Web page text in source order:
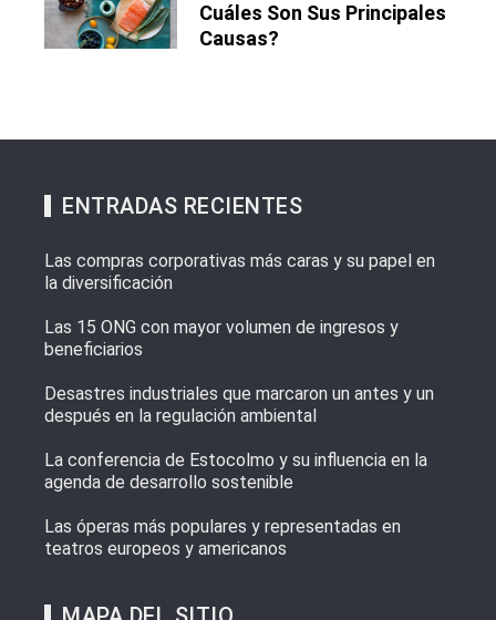
Cuáles Son Sus Principales
Causas?
ENTRADAS RECIENTES
Las compras corporativas más caras y su papel en
la diversificación
Las 15 ONG con mayor volumen de ingresos y
beneficiarios
Desastres industriales que marcaron un antes y un
después en la regulación ambiental
La conferencia de Estocolmo y su influencia en la
agenda de desarrollo sostenible
Las óperas más populares y representadas en
teatros europeos y americanos